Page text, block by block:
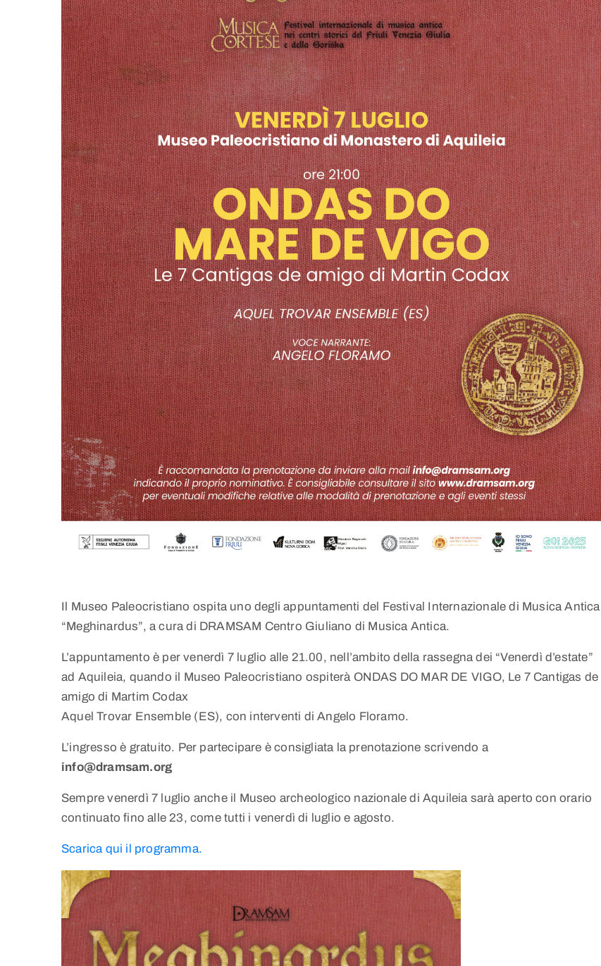
Il Museo Paleocristiano ospita uno degli appuntamenti del Festival Internazionale di Musica Antica
“Meghinardus”, a cura di DRAMSAM Centro Giuliano di Musica Antica.
L’appuntamento è per venerdì 7 luglio alle 21.00, nell’ambito della rassegna dei “Venerdì d’estate”
ad Aquileia, quando il Museo Paleocristiano ospiterà ONDAS DO MAR DE VIGO, Le 7 Cantigas de
amigo di Martim Codax
Aquel Trovar Ensemble (ES), con interventi di Angelo Floramo.
L’ingresso è gratuito. Per partecipare è consigliata la prenotazione scrivendo a
info@dramsam.org
Sempre venerdì 7 luglio anche il Museo archeologico nazionale di Aquileia sarà aperto con orario
continuato fino alle 23, come tutti i venerdì di luglio e agosto.
Scarica qui il programma.